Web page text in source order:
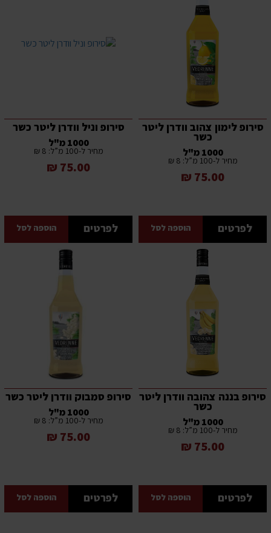
סירופ לימון צהוב וודרן ליטר
כשר
1000 מ"ל
מחיר ל-100 מ”ל: 8 ₪
75.00 ₪
לפרטים הוספה לסל
סירופ וניל וודרן ליטר כשר
1000 מ"ל
מחיר ל-100 מ”ל: 8 ₪
75.00 ₪
לפרטים הוספה לסל
סירופ בננה צהובה וודרן ליטר
כשר
1000 מ"ל
מחיר ל-100 מ”ל: 8 ₪
75.00 ₪
לפרטים הוספה לסל
סירופ סמבוק וודרן ליטר כשר
1000 מ"ל
מחיר ל-100 מ”ל: 8 ₪
75.00 ₪
לפרטים הוספה לסל